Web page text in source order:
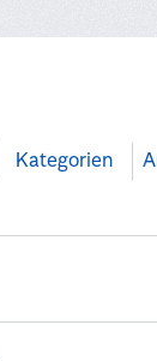
Kategorien